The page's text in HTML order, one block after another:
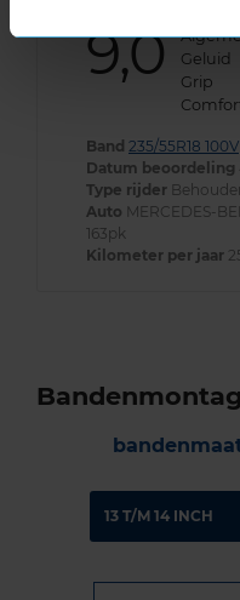
9,0
Geluid
Grip
Band 235/55R18 100V
Datum beoordeling
Type rijder
Auto MERCEDES-
163pk
Kilometer per jaar